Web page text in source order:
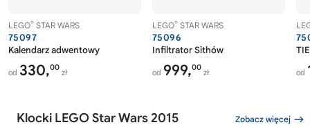
LEGO® STAR WARS
75097
Kalendarz adwentowy
od 330,00
zł
LEGO® STAR WARS
75096
Infiltrator Sithów
od 999,00
zł od
Klocki LEGO Star Wars 2015 Zobacz więcej